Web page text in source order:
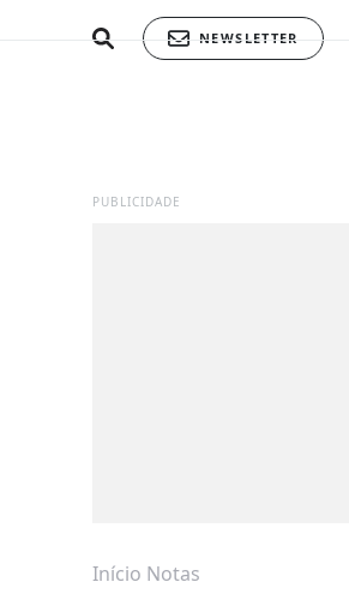
NEWSLETTER
PUBLICIDADE
Início Notas